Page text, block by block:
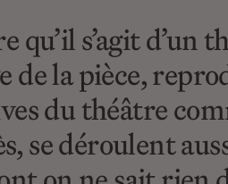
s’agit d’un
de la pièce,
du théâtre
se déroulent